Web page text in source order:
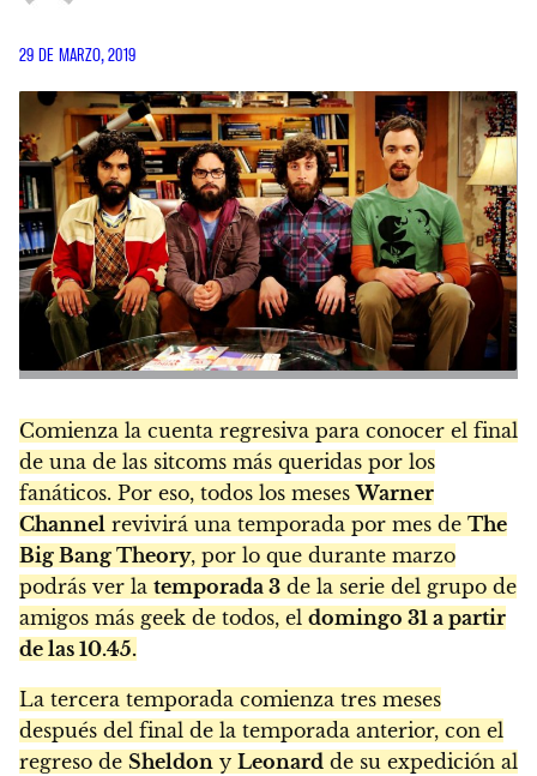
29 DE MARZO, 2019
Comienza la cuenta regresiva para conocer el final
de una de las sitcoms más queridas por los
fanáticos. Por eso, todos los mesesWarner
Channel revivirá una temporada por mes de The
Big Bang Theory, por lo que durante marzo
podrás ver la temporada 3 de la serie del grupo de
amigos más geek de todos, el domingo 31 a partir
de las 10.45.
La tercera temporada comienza tres meses
después del final de la temporada anterior, con el
regreso de Sheldon y Leonard de su expedición al